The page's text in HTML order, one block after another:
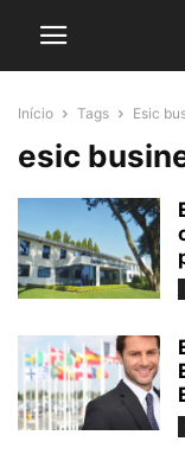
Início Tags Esic
esic